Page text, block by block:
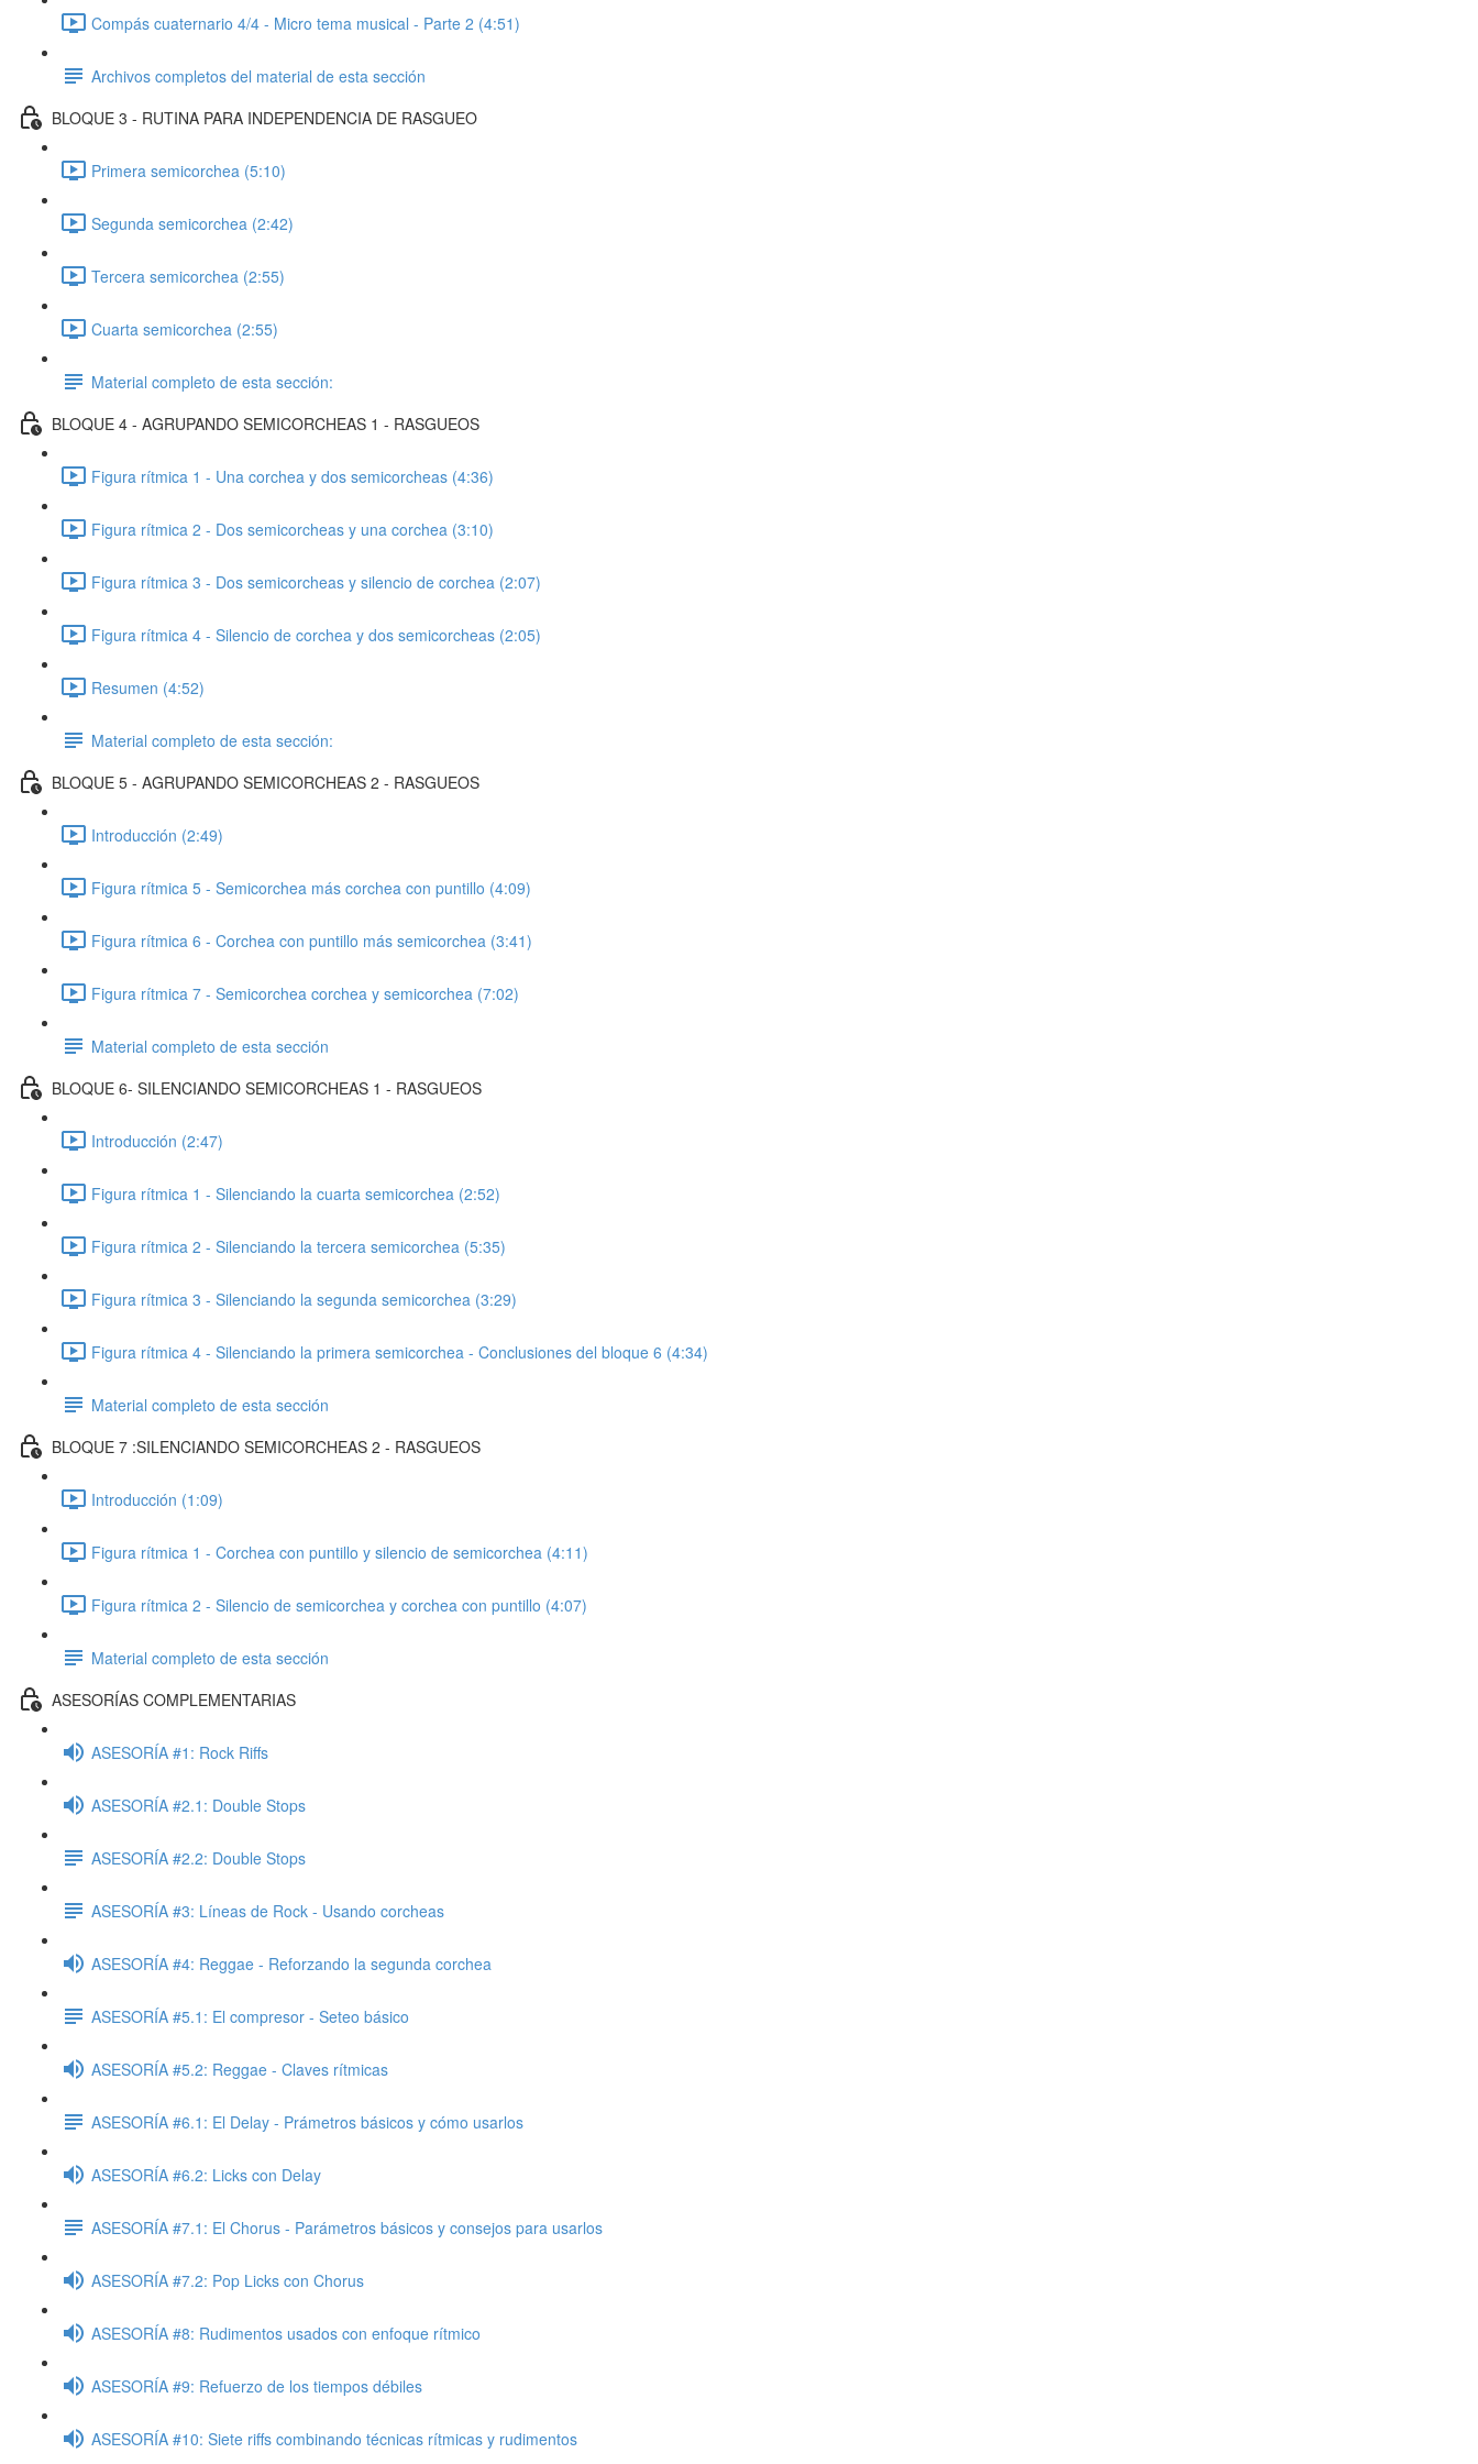
Compás cuaternario 4/4 - Micro tema musical - Parte 2 (4:51)
Archivos completos del material de esta sección
BLOQUE 3 - RUTINA PARA INDEPENDENCIA DE RASGUEO
Primera semicorchea (5:10)
Segunda semicorchea (2:42)
Tercera semicorchea (2:55)
Cuarta semicorchea (2:55)
Material completo de esta sección:
BLOQUE 4 - AGRUPANDO SEMICORCHEAS 1 - RASGUEOS
Figura rítmica 1 - Una corchea y dos semicorcheas (4:36)
Figura rítmica 2 - Dos semicorcheas y una corchea (3:10)
Figura rítmica 3 - Dos semicorcheas y silencio de corchea (2:07)
Figura rítmica 4 - Silencio de corchea y dos semicorcheas (2:05)
Resumen (4:52)
Material completo de esta sección:
BLOQUE 5 - AGRUPANDO SEMICORCHEAS 2 - RASGUEOS
Introducción (2:49)
Figura rítmica 5 - Semicorchea más corchea con puntillo (4:09)
Figura rítmica 6 - Corchea con puntillo más semicorchea (3:41)
Figura rítmica 7 - Semicorchea corchea y semicorchea (7:02)
Material completo de esta sección
BLOQUE 6- SILENCIANDO SEMICORCHEAS 1 - RASGUEOS
Introducción (2:47)
Figura rítmica 1 - Silenciando la cuarta semicorchea (2:52)
Figura rítmica 2 - Silenciando la tercera semicorchea (5:35)
Figura rítmica 3 - Silenciando la segunda semicorchea (3:29)
Figura rítmica 4 - Silenciando la primera semicorchea - Conclusiones del bloque 6 (4:34)
Material completo de esta sección
BLOQUE 7 :SILENCIANDO SEMICORCHEAS 2 - RASGUEOS
Introducción (1:09)
Figura rítmica 1 - Corchea con puntillo y silencio de semicorchea (4:11)
Figura rítmica 2 - Silencio de semicorchea y corchea con puntillo (4:07)
Material completo de esta sección
ASESORÍAS COMPLEMENTARIAS
ASESORÍA #1: Rock Riffs
ASESORÍA #2.1: Double Stops
ASESORÍA #2.2: Double Stops
ASESORÍA #3: Líneas de Rock - Usando corcheas
ASESORÍA #4: Reggae - Reforzando la segunda corchea
ASESORÍA #5.1: El compresor - Seteo básico
ASESORÍA #5.2: Reggae - Claves rítmicas
ASESORÍA #6.1: El Delay - Prámetros básicos y cómo usarlos
ASESORÍA #6.2: Licks con Delay
ASESORÍA #7.1: El Chorus - Parámetros básicos y consejos para usarlos
ASESORÍA #7.2: Pop Licks con Chorus
ASESORÍA #8: Rudimentos usados con enfoque rítmico
ASESORÍA #9: Refuerzo de los tiempos débiles
ASESORÍA #10: Siete riffs combinando técnicas rítmicas y rudimentos